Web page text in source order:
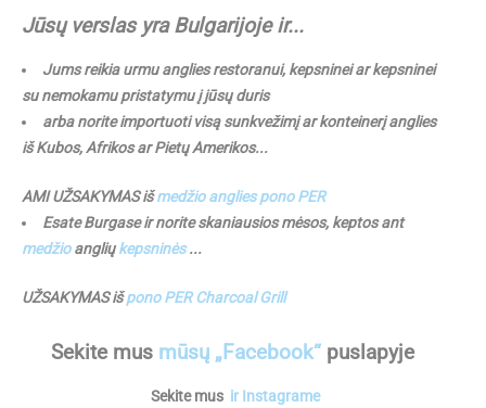
Jūsų verslas yra Bulgarijoje ir...
Jums reikia urmu anglies restoranui, kepsninei ar kepsninei
su nemokamu pristatymu į jūsų duris
arba norite importuoti visą sunkvežimį ar konteinerį anglies
iš Kubos, Afrikos ar Pietų Amerikos...
AMI UŽSAKYMAS išmedžio anglies pono PER
Esate Burgase ir norite skaniausios mėsos, keptos ant
medžioangliųkepsninės...
UŽSAKYMAS išpono PER Charcoal Grill
Sekite mus mūsų „Facebook“puslapyje
Sekite mus ir Instagrame